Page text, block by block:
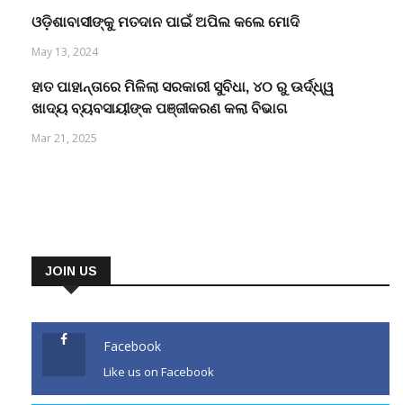
ଓଡ଼ିଶାବାସୀଙ୍କୁ ମତଦାନ ପାଇଁ ଅପିଲ କଲେ ମୋଦି
May 13, 2024
ହାତ ପାହାନ୍ତାରେ ମିଳିଲା ସରକାରୀ ସୁବିଧା, ୪୦ ରୁ ଊର୍ଦ୍ଧ୍ୱ
ଖାଦ୍ୟ ବ୍ୟବସାୟୀଙ୍କ ପଞ୍ଜୀକରଣ କଲା ବିଭାଗ
Mar 21, 2025
JOIN US
Facebook
Like us on Facebook